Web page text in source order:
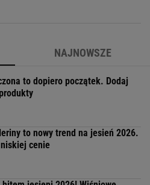
NAJNOWSZE
to dopiero początek. Dodaj
to nowy trend na jesień 2026.
cenie